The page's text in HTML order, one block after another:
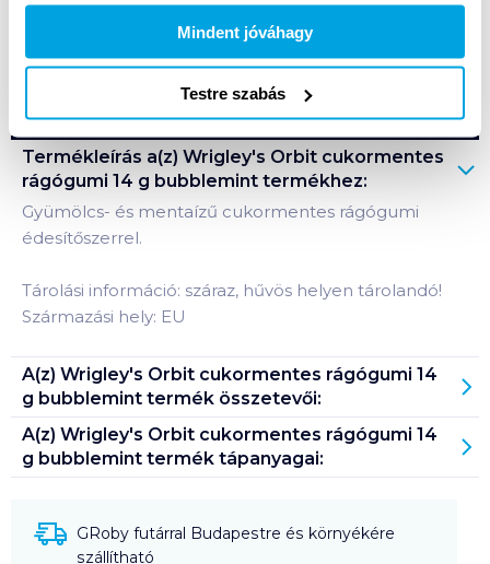
Mindent jóváhagy
Testre szabás
Bevásárlólistához adom Értesíts, ha olcsóbb!
Termékleírás a(z) Wrigley's Orbit cukormentes
rágógumi 14 g bubblemint termékhez:
Gyümölcs- és mentaízű cukormentes rágógumi
édesítőszerrel.
Tárolási információ: száraz, hűvös helyen tárolandó!
Származási hely: EU
A(z) Wrigley's Orbit cukormentes rágógumi 14
g bubblemint termék összetevői:
A(z) Wrigley's Orbit cukormentes rágógumi 14
g bubblemint termék tápanyagai:
GRoby futárral Budapestre és környékére
szállítható